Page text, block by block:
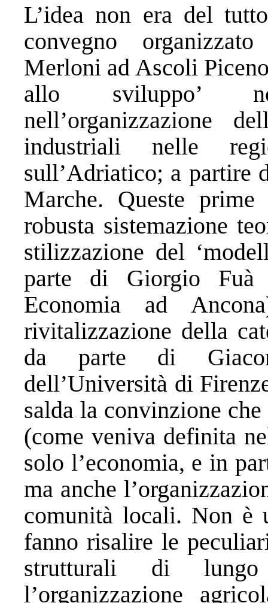
L’idea non era del
convegno
Merloni ad Ascoli
allo sviluppo’
nell’organizzazione
industriali nelle
sull’Adriatico; a partire
Marche. Queste
robusta sistemazione
stilizzazione del
parte di Giorgio Fuà
Economia ad
rivitalizzazione della
da parte di
dell’Università di
salda la convinzione
(come veniva definita
solo l’economia, e in
ma anche
comunità locali. Non è
fanno risalire le
strutturali di
l’organizzazione